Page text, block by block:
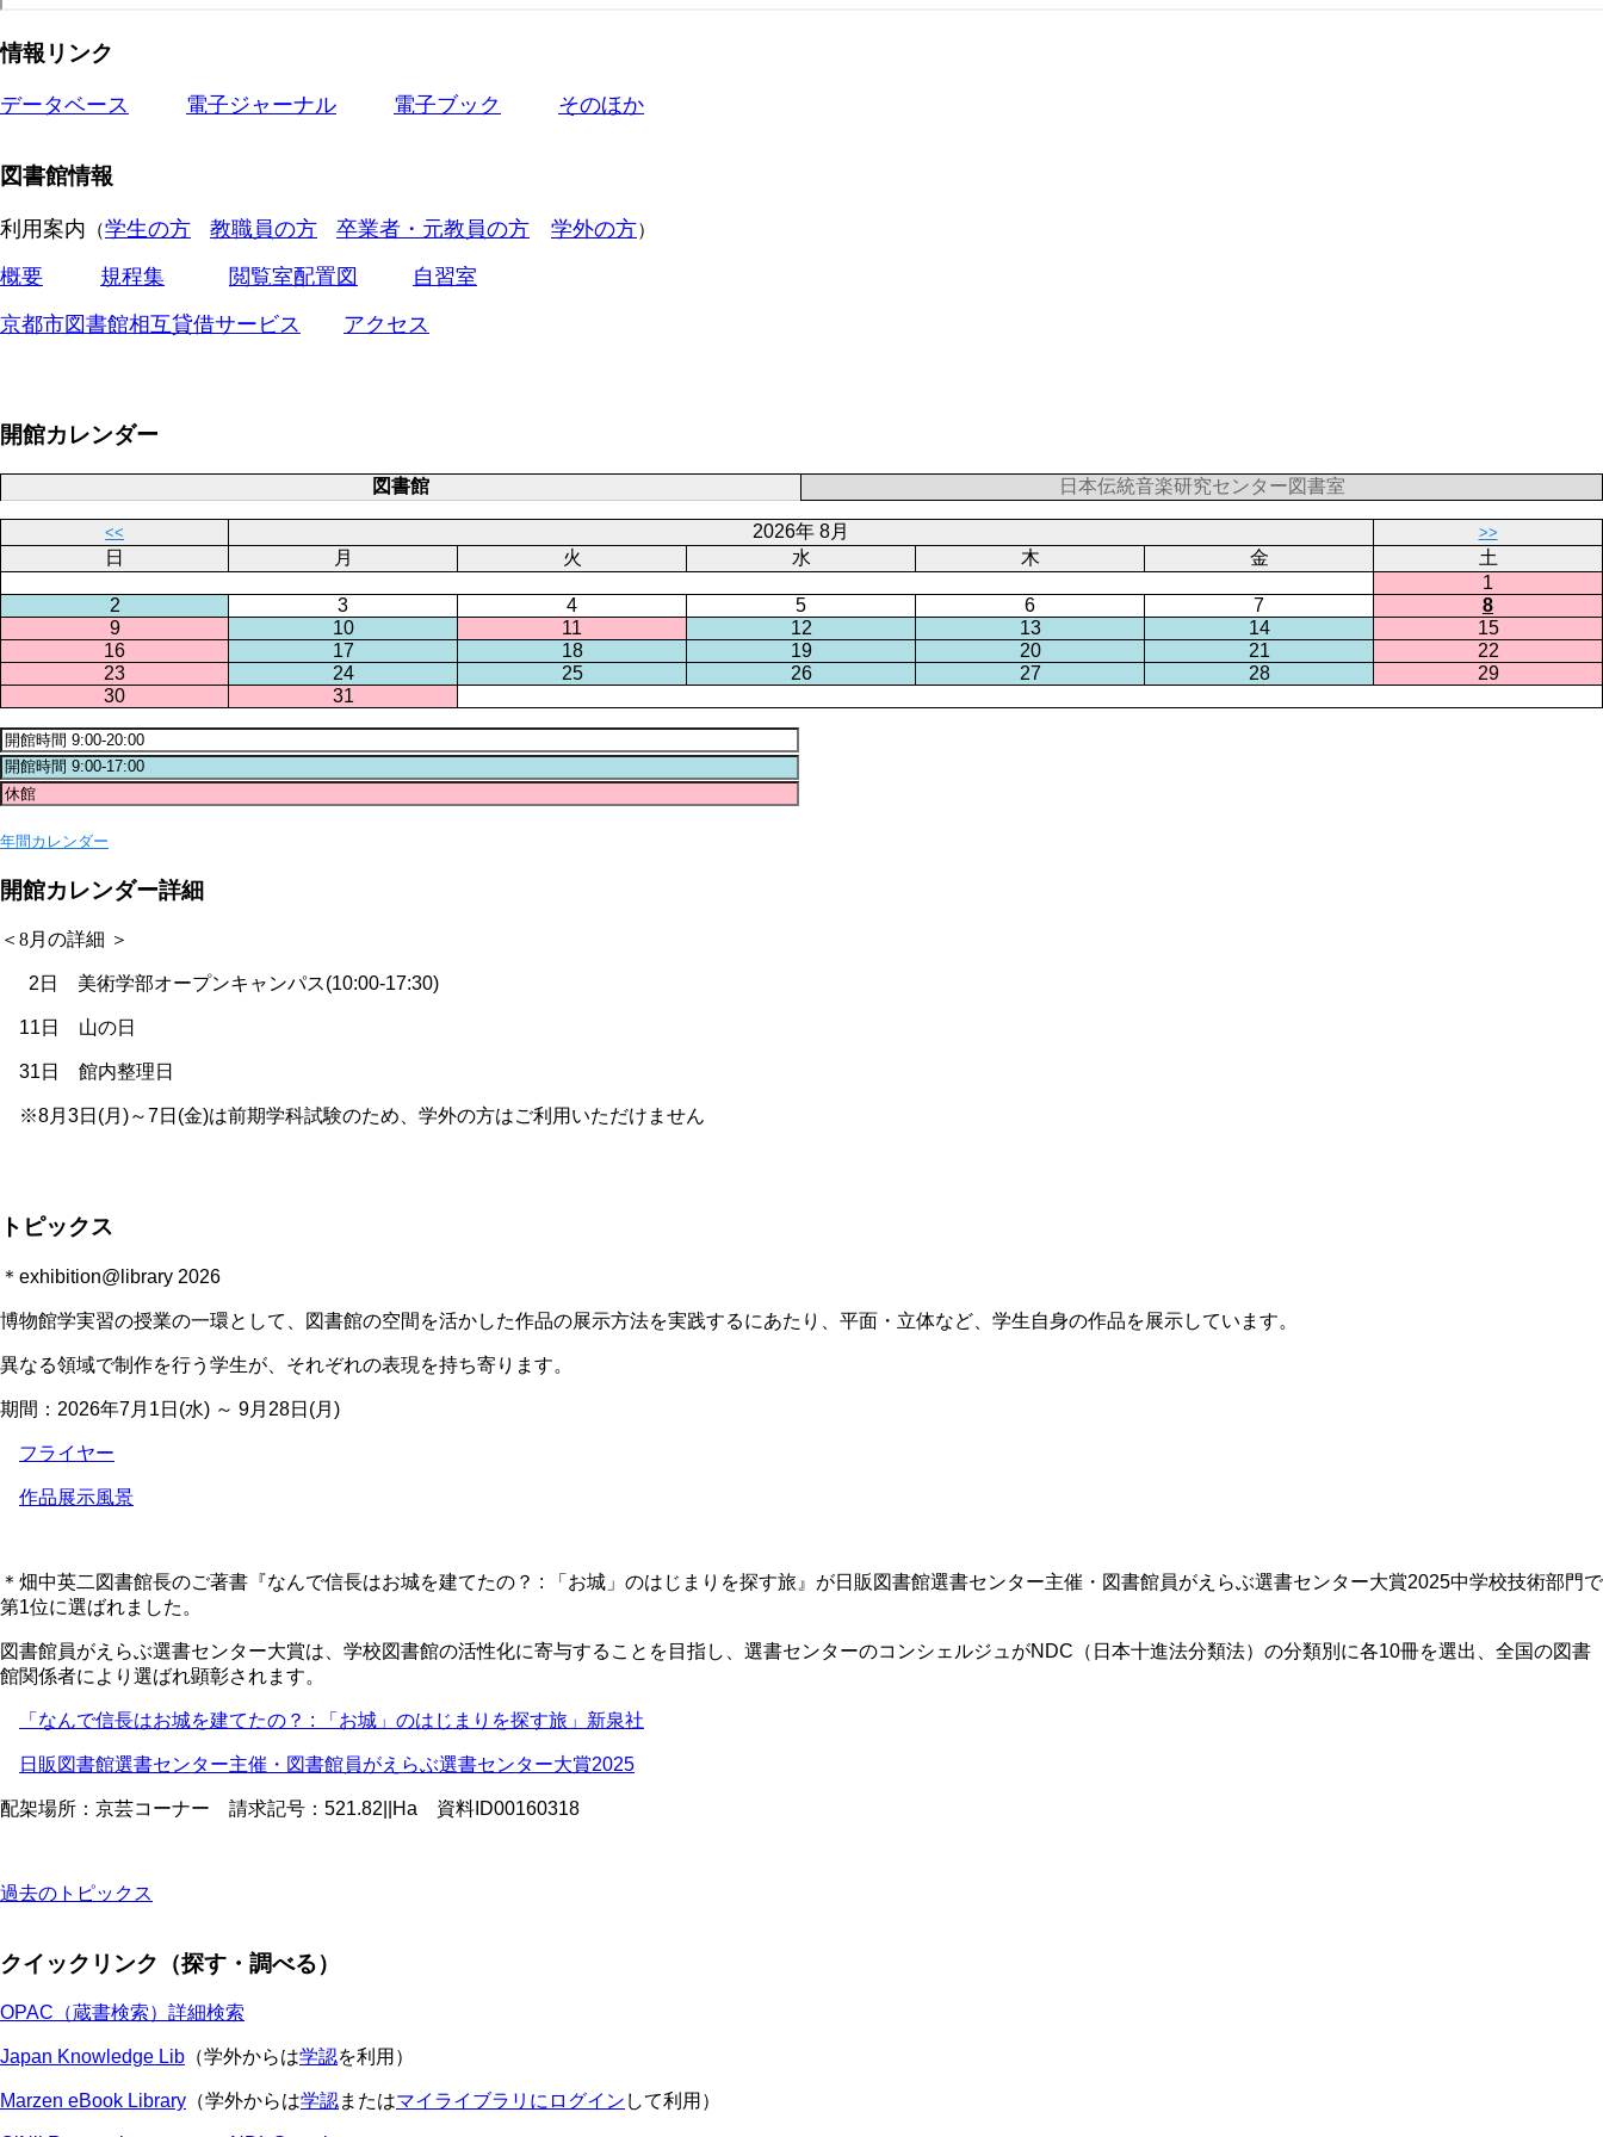
情報リンク
データベース 電子ジャーナル 電子ブック そのほか
図書館情報
利用案内 （学生の方 教職員の方 卒業者・元教員の方 学外の方）
概要 規程集 閲覧室配置図
自習室
京都市図書館相互貸借サービス
アクセス
開館カレンダー
図書館 日本伝統音楽研究センター図書室
<< 2026年 8月 >>
日 月 火 水 木 金
土
1
2
3 4 5 6 7
8
9
10 11 12 13 14
15
16
17 18 19 20 21
22
23
24 25 26 27 28
29
30
31
年間カレンダー
開館カレンダー詳細
＜8月の詳細 ＞
2日 美術学部オープンキャンパス(10:00-17:30)
11日 山の日
31日 館内整理日
※8月3日(月)～7日(金)は前期学科試験のため、学外の方はご利用いただけません
トピックス
＊exhibition@library 2026
博物館学実習の授業の一環として、図書館の空間を活かした作品の展示方法を実践するにあたり、平面・立体など、学生自身の作品を展示しています。
異なる領域で制作を行う学生が、それぞれの表現を持ち寄ります。
期間：2026年7月1日(水) ～ 9月28日(月)
フライヤー
作品展示風景
＊畑中英二図書館長のご著書『なんで信長はお城を建てたの？ : 「お城」のはじまりを探す旅』が日販図書館選書センター主催・図書館員がえらぶ選書センター大賞2025中学校技術部門で
第1位に選ばれました。
図書館員がえらぶ選書センター大賞は、学校図書館の活性化に寄与することを目指し、選書センターのコンシェルジュがNDC（日本十進法分類法）の分類別に各10冊を選出、全国の図書
館関係者により選ばれ顕彰されます。
「なんで信長はお城を建てたの？ : 「お城」のはじまりを探す旅」新泉社
日販図書館選書センター主催・図書館員がえらぶ選書センター大賞2025
配架場所：京芸コーナー 請求記号： 521.82||Ha 資料 ID00160318
過去のトピックス
クイックリンク（探す・調べる）
OPAC（蔵書検索）詳細検索
Japan Knowledge Lib （学外からは学認を利用）
Marzen eBook Library （学外からは学認またはマイライブラリにログイン して利用）